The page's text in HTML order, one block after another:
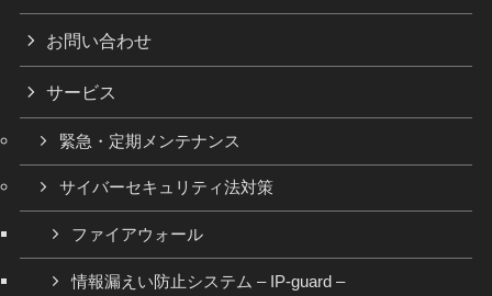
お問い合わせ
サービス
緊急・定期メンテナンス
サイバーセキュリティ法対策
ファイアウォール
情報漏えい防止システム – IP-guard –